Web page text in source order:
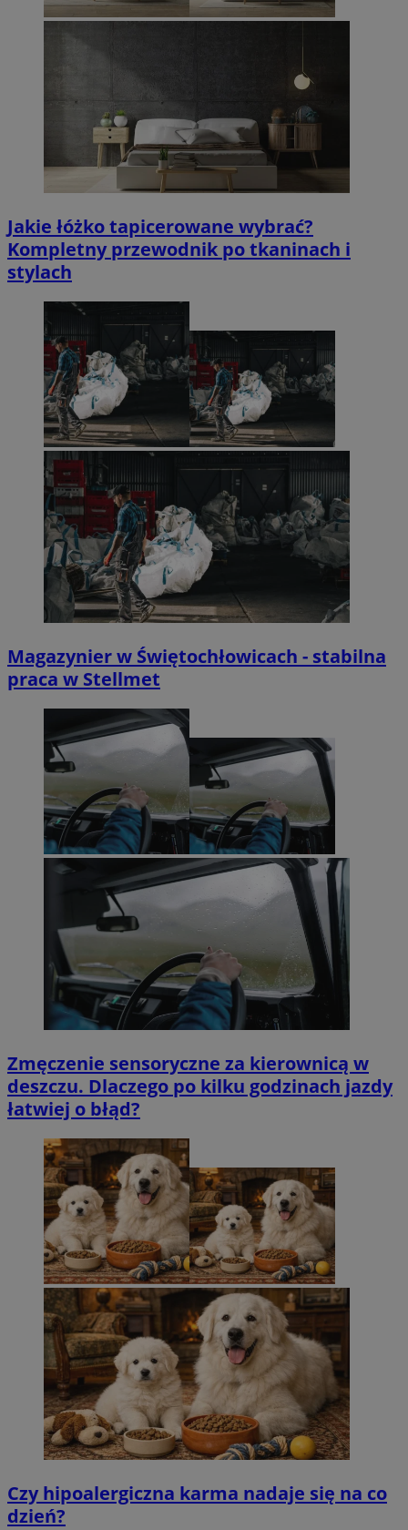
Jakie łóżko tapicerowane wybrać?
Kompletny przewodnik po tkaninach i
stylach
Magazynier w Świętochłowicach - stabilna
praca w Stellmet
Zmęczenie sensoryczne za kierownicą w
deszczu. Dlaczego po kilku godzinach jazdy
łatwiej o błąd?
Czy hipoalergiczna karma nadaje się na co
dzień?